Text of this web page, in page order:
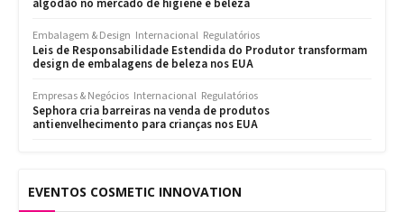
algodão no mercado de higiene e beleza
Embalagem & Design Internacional Regulatórios
Leis de Responsabilidade Estendida do Produtor transformam
design de embalagens de beleza nos EUA
Empresas & Negócios Internacional Regulatórios
Sephora cria barreiras na venda de produtos
antienvelhecimento para crianças nos EUA
EVENTOS COSMETIC INNOVATION